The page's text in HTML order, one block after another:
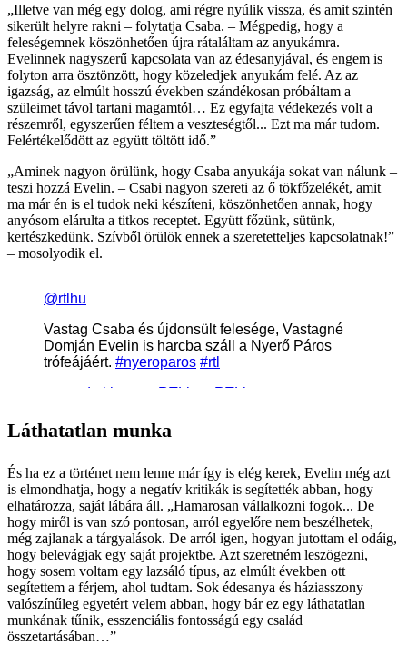
„Illetve van még egy dolog, ami régre nyúlik vissza, és amit szintén
sikerült helyre rakni – folytatja Csaba. – Mégpedig, hogy a
feleségemnek köszönhetően újra rátaláltam az anyukámra.
Evelinnek nagyszerű kapcsolata van az édesanyjával, és engem is
folyton arra ösztönzött, hogy közeledjek anyukám felé. Az az
igazság, az elmúlt hosszú években szándékosan próbáltam a
szüleimet távol tartani magamtól… Ez egyfajta védekezés volt a
részemről, egyszerűen féltem a veszteségtől... Ezt ma már tudom.
Felértékelődött az együtt töltött idő.”
„Aminek nagyon örülünk, hogy Csaba anyukája sokat van nálunk –
teszi hozzá Evelin. – Csabi nagyon szereti az ő tökfőzelékét, amit
ma már én is el tudok neki készíteni, köszönhetően annak, hogy
anyósom elárulta a titkos receptet. Együtt főzünk, sütünk,
kertészkedünk. Szívből örülök ennek a szeretetteljes kapcsolatnak!”
– mosolyodik el.
Láthatatlan munka
És ha ez a történet nem lenne már így is elég kerek, Evelin még azt
is elmondhatja, hogy a negatív kritikák is segítették abban, hogy
elhatározza, saját lábára áll. „Hamarosan vállalkozni fogok... De
hogy miről is van szó pontosan, arról egyelőre nem beszélhetek,
még zajlanak a tárgyalások. De arról igen, hogyan jutottam el odáig,
hogy belevágjak egy saját projektbe. Azt szeretném leszögezni,
hogy sosem voltam egy lazsáló típus, az elmúlt években ott
segítettem a férjem, ahol tudtam. Sok édesanya és háziasszony
valószínűleg egyetért velem abban, hogy bár ez egy láthatatlan
munkának tűnik, esszenciális fontosságú egy család
összetartásában…”